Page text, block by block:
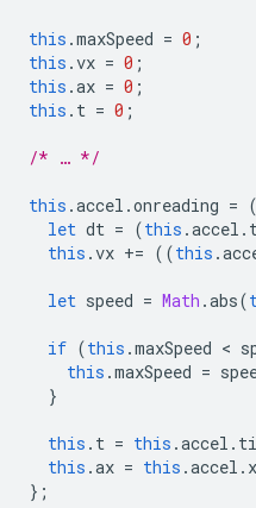
this .maxSpeed = 0 ;
this .vx = 0 ;
this .ax = 0 ;
this . t = 0 ;
/* … */
this .accel .onreading =
let dt = (this .accel .
this .vx += ((this .
let speed = Math .abs(
if (this .maxSpeed <
this .maxSpeed =
}
this . t = this .accel .
this .ax = this .accel . x
};